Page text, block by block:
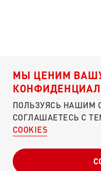
СВОДКИ
МЫ ЦЕНИМ
ПОЛЬЗУЯСЬ НАШИМ
СОГЛАШАЕТЕСЬ С
COOKIES